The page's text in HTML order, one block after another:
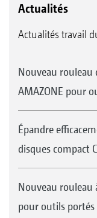
Actualités
Actualités travail
Nouveau rouleau
AMAZONE pour
Épandre
disques compact
Nouveau rouleau
pour outils portés